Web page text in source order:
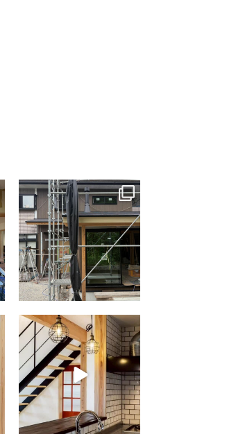
tomohouseinc
6月 3
tomohouseinc
2月 28